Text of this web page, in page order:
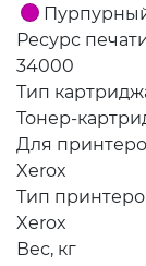
Ресурс
34000
Тип
Тонер-
Для
Xerox
Тип
Xerox
Вес, кг